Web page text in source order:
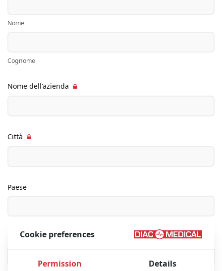
Nome
Cognome
Nome dell'azienda
Città
Paese
Numero di telefono
Cookie preferences
Permission Details